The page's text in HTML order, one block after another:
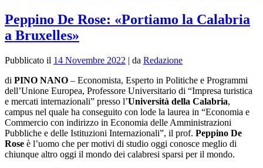
Peppino De Rose: «Portiamo la Calabria
a Bruxelles»
Pubblicato il 14 Novembre 2022 | da Redazione
di PINO NANO – Economista, Esperto in Politiche e Programmi
dell’Unione Europea, Professore Universitario di “Impresa turistica
e mercati internazionali” presso l’Università della Calabria,
campus nel quale ha conseguito con lode la laurea in “Economia e
Commercio con indirizzo in Economia delle Amministrazioni
Pubbliche e delle Istituzioni Internazionali”, il prof. Peppino De
Rose è l’uomo che per motivi di studio oggi conosce meglio di
chiunque altro oggi il mondo dei calabresi sparsi per il mondo.